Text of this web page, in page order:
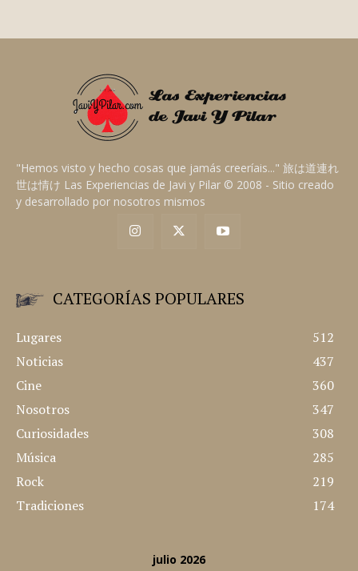
"Hemos visto y hecho cosas que jamás creeríais..." 旅は道連れ
世は情け Las Experiencias de Javi y Pilar © 2008 - Sitio creado
y desarrollado por nosotros mismos
CATEGORÍAS POPULARES
Lugares
512
Noticias
437
Cine
360
Nosotros
347
Curiosidades
308
Música
285
Rock
219
Tradiciones
174
julio 2026